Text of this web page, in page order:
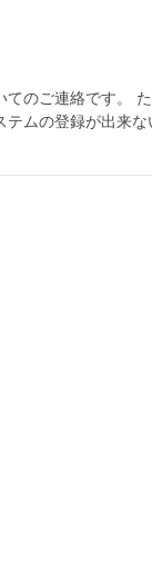
てのご連絡です。
ムの登録が出来